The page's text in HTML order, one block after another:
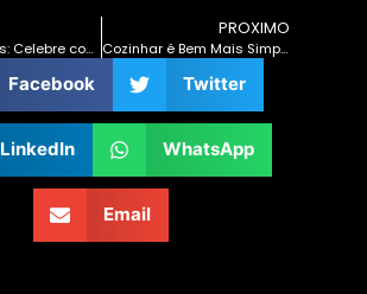
Dia das Mães: Celebre com um Churrasco Cheio de Afeto e Sabor
PROXIMO
Cozinhar é Bem Mais Simples com a Prime Grill
Facebook Twitter
LinkedIn WhatsApp
Email